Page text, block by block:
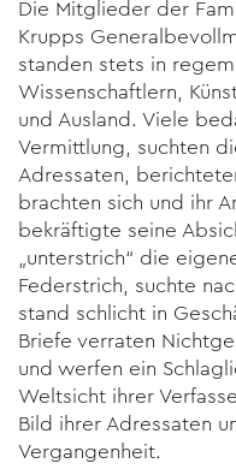
Die Mitglieder der
Krupps
standen stets in
Wissenschaftlern,
und Ausland. Viele
Vermittlung, suchten
Adressaten,
brachten sich und ihr
bekräftigte seine
„unterstrich“ die
Federstrich, suchte
stand schlicht in
Briefe verraten
und werfen ein
Weltsicht ihrer
Bild ihrer Adressaten
Vergangenheit.